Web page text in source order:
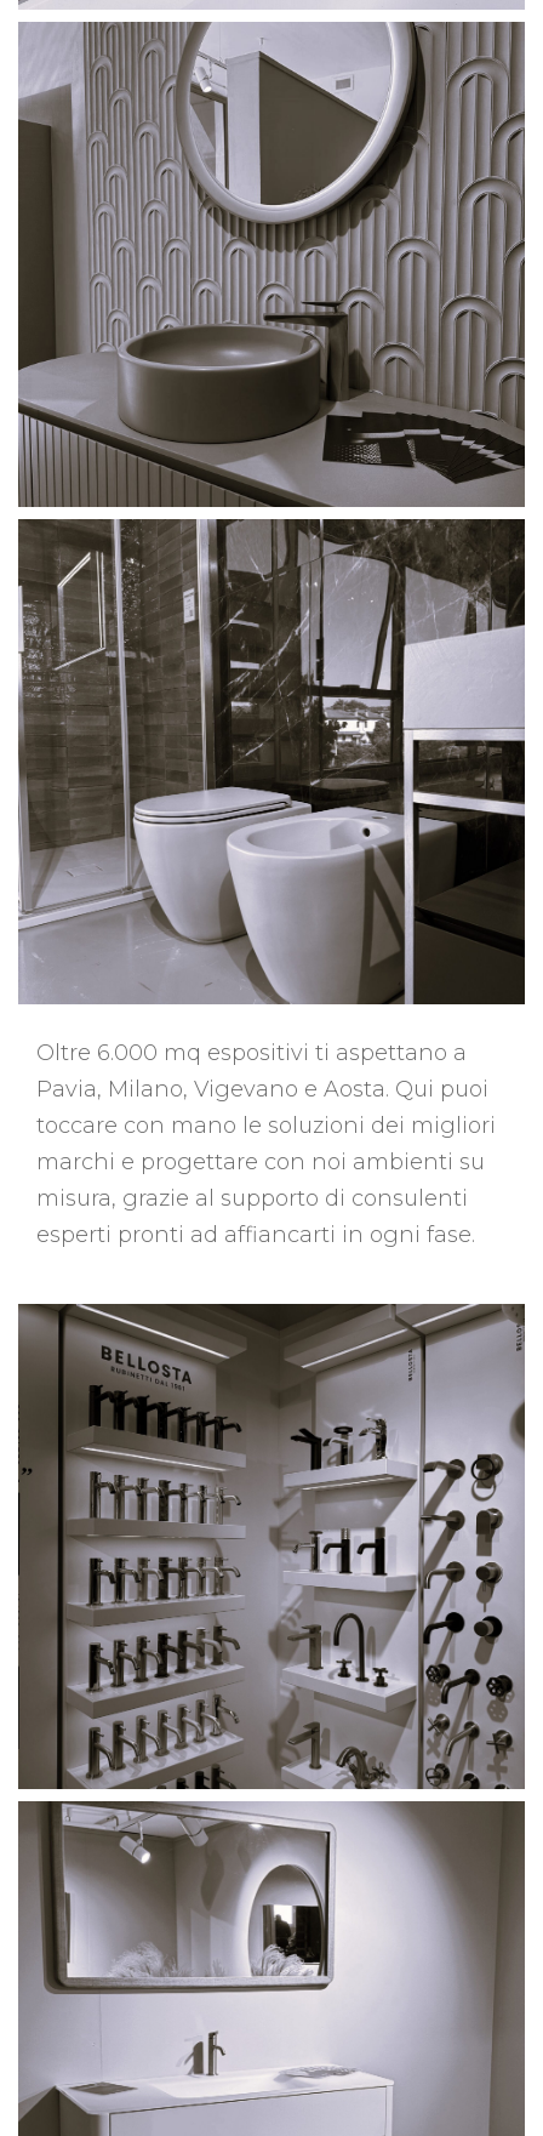
Oltre 6.000 mq espositivi ti aspettano a
Pavia, Milano, Vigevano e Aosta. Qui puoi
toccare con mano le soluzioni dei migliori
marchi e progettare con noi ambienti su
misura, grazie al supporto di consulenti
esperti pronti ad affiancarti in ogni fase.